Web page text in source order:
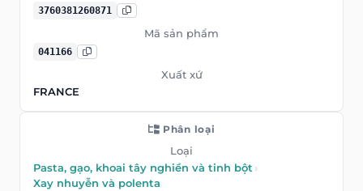
3760381260871
Mã sản phẩm
041166
Xuất xứ
FRANCE
Phân loại
Loại
Pasta, gạo, khoai tây nghiền và tinh bột ›
Xay nhuyễn và polenta